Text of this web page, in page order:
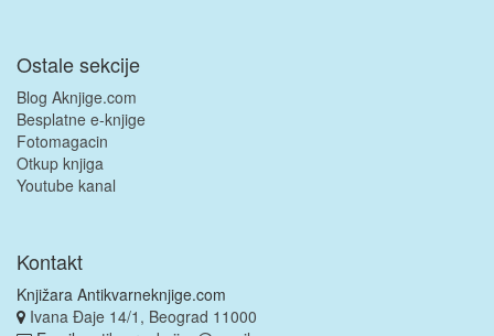
Ostale sekcije
Blog Aknjige.com
Besplatne e-knjige
Fotomagacin
Otkup knjiga
Youtube kanal
Kontakt
Knjižara Antikvarneknjige.com
Ivana Đaje 14/1, Beograd 11000